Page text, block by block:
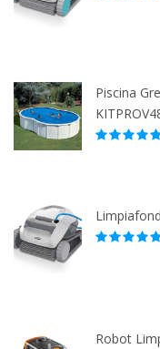
Piscina
Robot